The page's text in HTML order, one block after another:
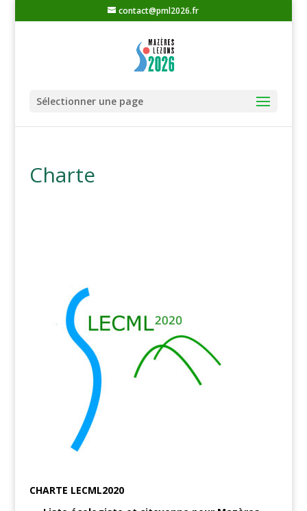
contact@pml2026.fr
Sélectionner une page
Charte
CHARTE LECML2020